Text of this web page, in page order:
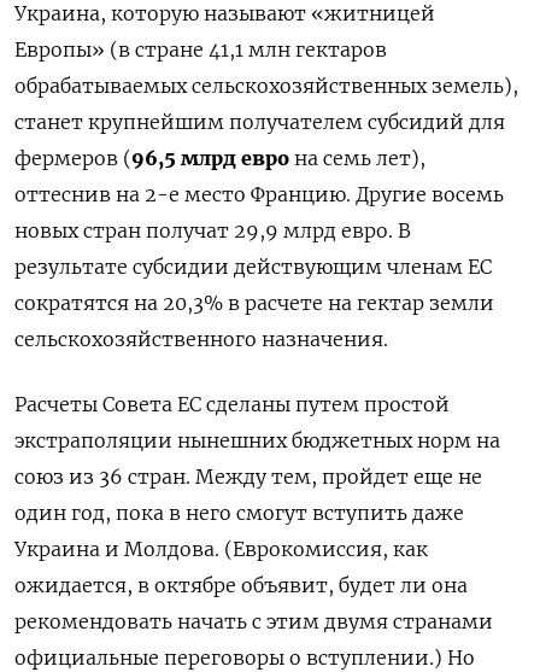
Украина, которую называют «житницей
Европы» (в стране 41,1 млн гектаров
обрабатываемых сельскохозяйственных земель),
станет крупнейшим получателем субсидий для
фермеров (96,5 млрд евро на семь лет),
оттеснив на 2-е место Францию. Другие восемь
новых стран получат 29,9 млрд евро. В
результате субсидии действующим членам ЕС
сократятся на 20,3% в расчете на гектар земли
сельскохозяйственного назначения.
Расчеты Совета ЕС сделаны путем простой
экстраполяции нынешних бюджетных норм на
союз из 36 стран. Между тем, пройдет еще не
один год, пока в него смогут вступить даже
Украина и Молдова. (Еврокомиссия, как
ожидается, в октябре объявит, будет ли она
рекомендовать начать с этим двумя странами
официальные переговоры о вступлении.) Но